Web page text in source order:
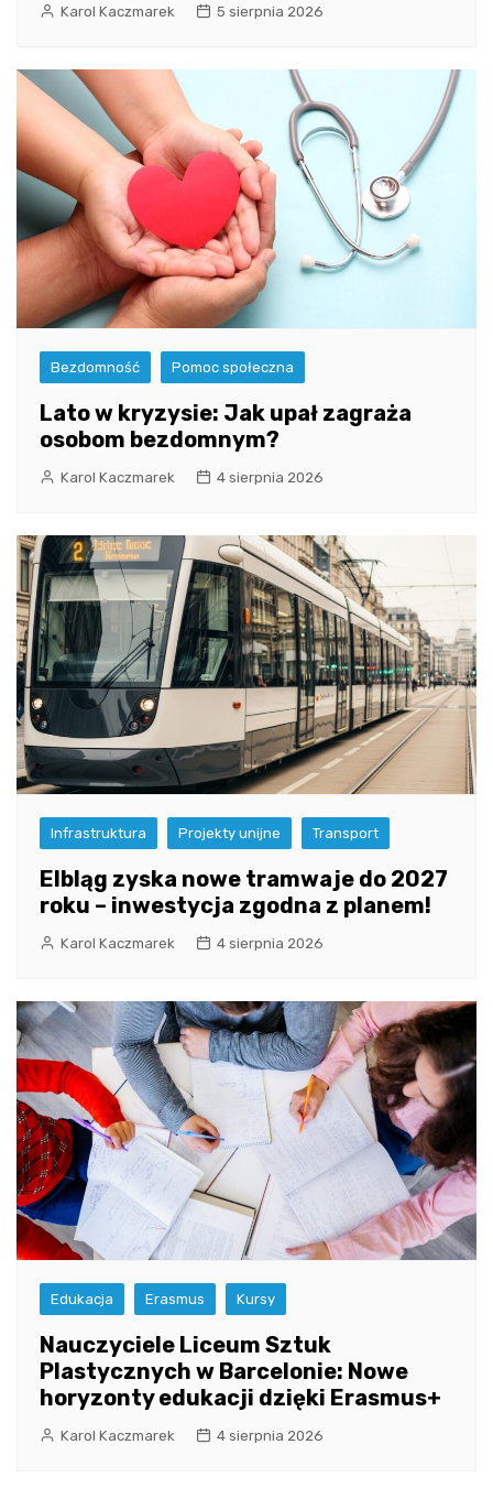
Karol Kaczmarek 5 sierpnia 2026
Bezdomność Pomoc społeczna
Lato w kryzysie: Jak upał zagraża
osobom bezdomnym?
Karol Kaczmarek 4 sierpnia 2026
Infrastruktura Projekty unijne Transport
Elbląg zyska nowe tramwaje do 2027
roku – inwestycja zgodna z planem!
Karol Kaczmarek 4 sierpnia 2026
Edukacja Erasmus Kursy
Nauczyciele Liceum Sztuk
Plastycznych w Barcelonie: Nowe
horyzonty edukacji dzięki Erasmus+
Karol Kaczmarek 4 sierpnia 2026